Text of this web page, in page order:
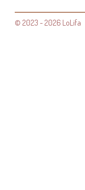
© 2023 - 2026 LoLifa